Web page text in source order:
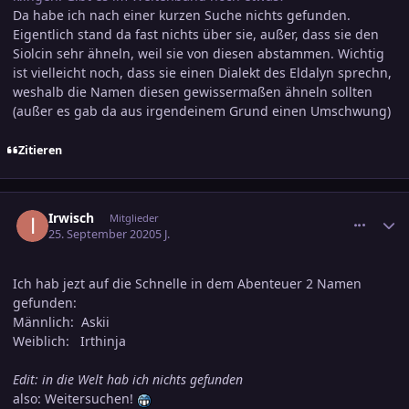
Da habe ich nach einer kurzen Suche nichts gefunden.
Eigentlich stand da fast nichts über sie, außer, dass sie den
Siolcin sehr ähneln, weil sie von diesen abstammen. Wichtig
ist vielleicht noch, dass sie einen Dialekt des Eldalyn sprechn,
weshalb die Namen diesen gewissermaßen ähneln sollten
(außer es gab da aus irgendeinem Grund einen Umschwung)
Zitieren
Irwisch Mitglieder
25. September 20205 J.
Ich hab jezt auf die Schnelle in dem Abenteuer 2 Namen
gefunden:
Männlich: Askii
Weiblich: Irthinja
Edit: in die Welt hab ich nichts gefunden
also: Weitersuchen!